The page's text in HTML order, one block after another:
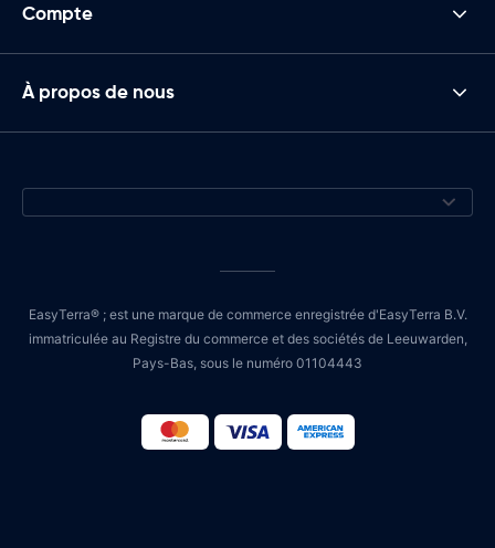
Compte
À propos de nous
EasyTerra® ; est une marque de commerce enregistrée d'EasyTerra B.V.
immatriculée au Registre du commerce et des sociétés de Leeuwarden,
Pays-Bas, sous le numéro 01104443